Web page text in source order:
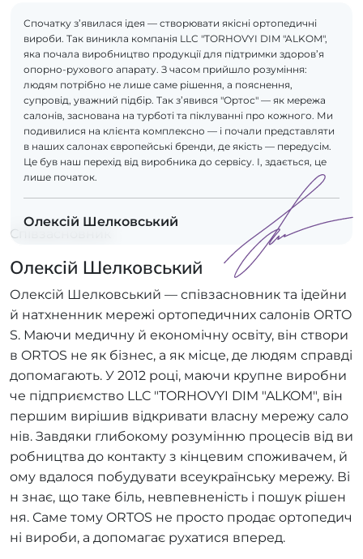
Спочатку з’явилася ідея — створювати якісні ортопедичні
вироби. Так виникла компанія LLC "TORHOVYI DIM "ALKOM",
яка почала виробництво продукції для підтримки здоров’я
опорно-рухового апарату. З часом прийшло розуміння:
людям потрібно не лише саме рішення, а пояснення,
супровід, уважний підбір. Так з’явився "Ортос" — як мережа
салонів, заснована на турботі та піклуванні про кожного. Ми
подивилися на клієнта комплексно — і почали представляти
в наших салонах європейські бренди, де якість — передусім.
Це був наш перехід від виробника до сервісу. І, здається, це
лише початок.
Олексій Шелковський
Співзасновник
Олексій Шелковський
Олексій Шелковський — співзасновник та ідейни
й натхненник мережі ортопедичних салонів ORTO
S. Маючи медичну й економічну освіту, він створи
в ORTOS не як бізнес, а як місце, де людям справді
допомагають. У 2012 році, маючи крупне виробни
че підприємство LLC "TORHOVYI DIM "ALKOM", він
першим вирішив відкривати власну мережу сало
нів. Завдяки глибокому розумінню процесів від ви
робництва до контакту з кінцевим споживачем, й
ому вдалося побудувати всеукраїнську мережу. Ві
н знає, що таке біль, невпевненість і пошук рішен
ня. Саме тому ORTOS не просто продає ортопедич
ні вироби, а допомагає рухатися вперед.